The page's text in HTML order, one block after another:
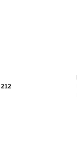
212